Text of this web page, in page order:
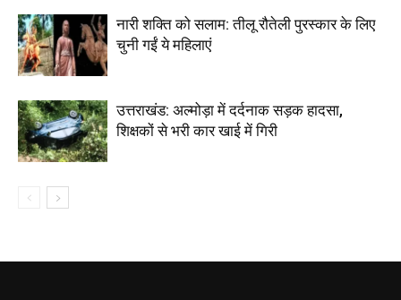
नारी शक्ति को सलाम: तीलू रौतेली पुरस्कार के लिए
चुनी गईं ये महिलाएं
उत्तराखंड: अल्मोड़ा में दर्दनाक सड़क हादसा,
शिक्षकों से भरी कार खाई में गिरी